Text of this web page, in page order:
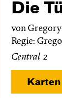
Die
von
Regie:
Central 2
Karten